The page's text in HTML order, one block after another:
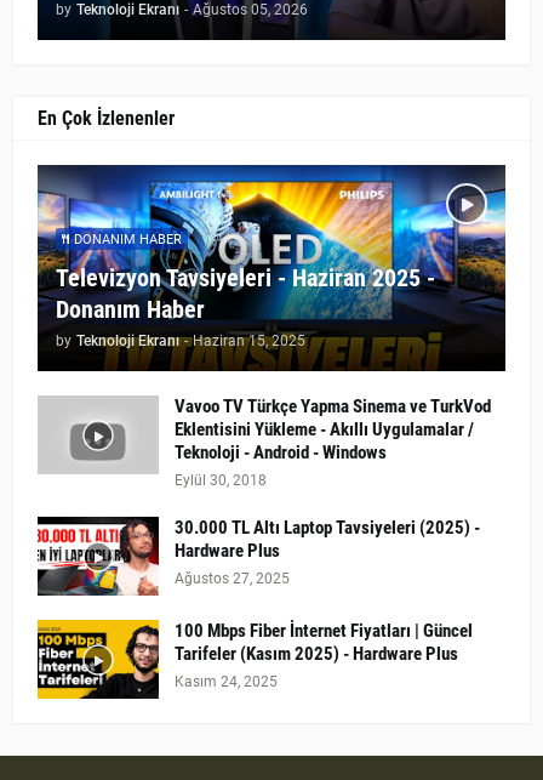
by Teknoloji Ekranı - Ağustos 05, 2026
En Çok İzlenenler
DONANIM HABER
Televizyon Tavsiyeleri - Haziran 2025 -
Donanım Haber
by Teknoloji Ekranı - Haziran 15, 2025
Vavoo TV Türkçe Yapma Sinema ve TurkVod
Eklentisini Yükleme - Akıllı Uygulamalar /
Teknoloji - Android - Windows
Eylül 30, 2018
30.000 TL Altı Laptop Tavsiyeleri (2025) -
Hardware Plus
Ağustos 27, 2025
100 Mbps Fiber İnternet Fiyatları | Güncel
Tarifeler (Kasım 2025) - Hardware Plus
Kasım 24, 2025